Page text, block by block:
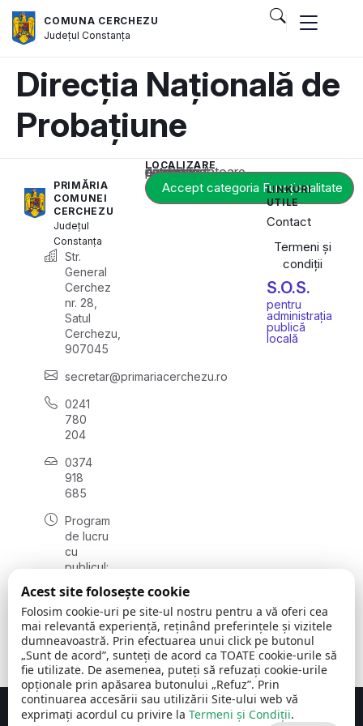
COMUNA CERCHEZU
JudețulConstanța
Direcția Națională de
Probațiune
PRIMĂRIA
COMUNEI
CERCHEZU
Județul
Constanța
Str.
General
Cerchez
nr. 28,
Satul
Cerchezu,
907045
secretar@primariacerchezu.ro
0241
780
204
0374
918
685
Program
de lucru
cu
publicul:
08:00 -
16:30
, vineri:
08:00 -
14:00
LOCALIZARE
Acest conținut este blocat până când acceptați categoria corespunzătoare de cookie-uri.
Accept categoria Funcționalitate
LINKURI
UTILE
Contact
Termeni și
condiții
S.O.S.
pentru
administrația
publică
locală
Concept realizat de Big Media Relații Publice SRL
Acest site folosește cookie
Folosim cookie-uri pe site-ul nostru pentru a vă oferi cea
mai relevantă experiență, reținând preferințele și vizitele
dumneavoastră. Prin efectuarea unui click pe butonul
„Sunt de acord”, sunteți de acord ca TOATE cookie-urile să
fie utilizate. De asemenea, puteți să refuzați cookie-urile
opționale prin apăsarea butonului „Refuz”. Prin
continuarea accesării sau utilizării Site-ului web vă
exprimați acordul cu privire la Termeni și Condiții.